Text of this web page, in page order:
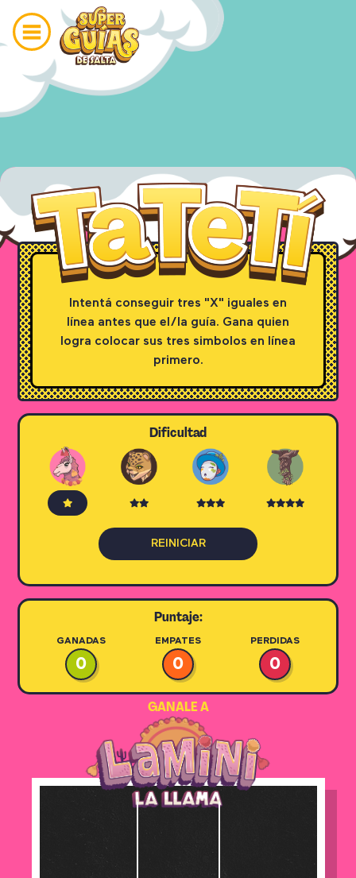
Dificultad
REINICIAR
Intentá conseguir tres "X" iguales en
línea antes que el/la guía. Gana quien
logra colocar sus tres simbolos en línea
primero.
Puntaje:
GANADAS
0
EMPATES
0
PERDIDAS
0
GANALE A